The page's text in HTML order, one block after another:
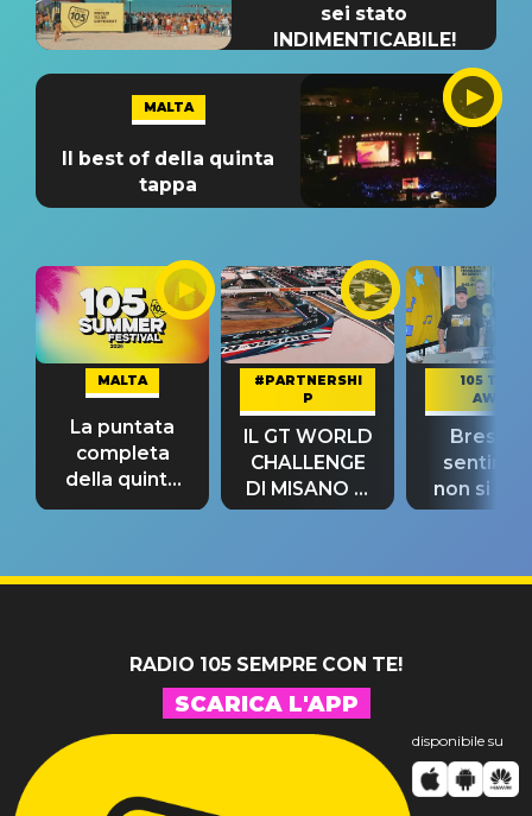
sei stato
INDIMENTICABILE!
MALTA
Il best of della quinta
tappa
MALTA
La puntata
completa
della quinta
tappa
#PARTNERSHI
P
IL GT WORLD
CHALLENGE
DI MISANO si
riconferma
105 TAKE
AWAY
Bresh:
non si
fino alla
RADIO 105 SEMPRE CON TE!
SCARICA L'APP
disponibile su